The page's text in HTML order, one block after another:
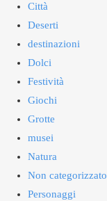
Città
Deserti
destinazioni
Dolci
Festività
Giochi
Grotte
musei
Natura
Non categorizzato
Personaggi